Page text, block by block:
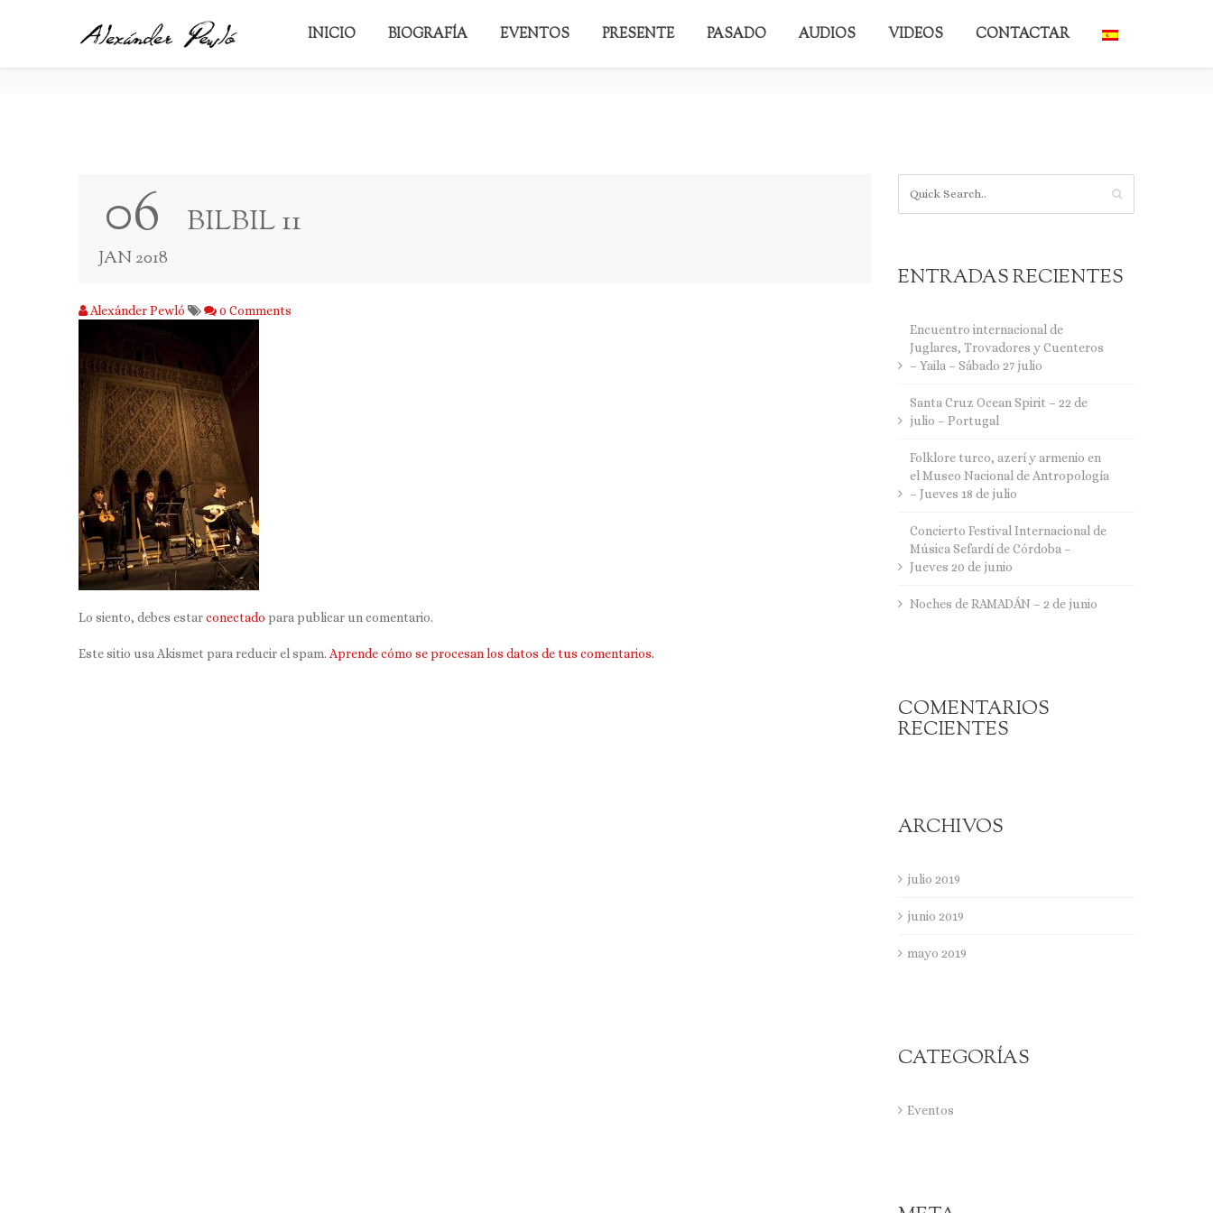
INICIO BIOGRAFÍA EVENTOS PRESENTE PASADO AUDIOS VIDEOS CONTACTAR
BILBIL 11
06
JAN 2018
BILBIL 11
Alexánder Pewló 0 Comments
Lo siento, debes estarconectado para publicar un comentario.
Este sitio usa Akismet para reducir el spam. Aprende cómo se procesan los datos de tus comentarios.
ENTRADAS RECIENTES
Encuentro internacional de
Juglares, Trovadores y Cuenteros
– Yaila – Sábado 27 julio
Santa Cruz Ocean Spirit – 22 de
julio – Portugal
Folklore turco, azerí y armenio en
el Museo Nacional de Antropología
– Jueves 18 de julio
Concierto Festival Internacional de
Música Sefardí de Córdoba –
Jueves 20 de junio
Noches de RAMADÁN – 2 de junio
COMENTARIOS
RECIENTES
ARCHIVOS
julio 2019
junio 2019
mayo 2019
CATEGORÍAS
Eventos